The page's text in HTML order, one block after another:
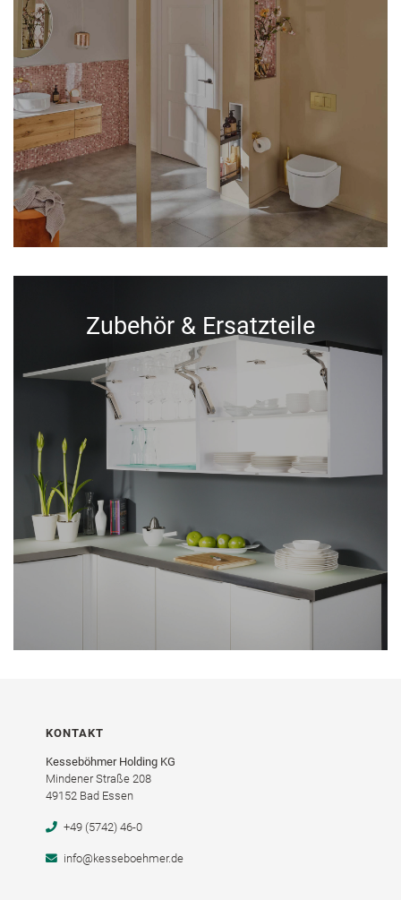
Zubehör & Ersatzteile
KONTAKT
Kesseböhmer Holding KG
Mindener Straße 208
49152 Bad Essen
+49 (5742) 46-0
info@kesseboehmer.de